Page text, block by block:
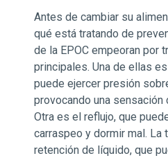
Antes de cambiar su
qué está tratando de
de la EPOC empeoran por
principales. Una de ellas
puede ejercer presión
provocando una sensación
Otra es el reflujo, que
carraspeo y dormir mal. La
retención de líquido, que